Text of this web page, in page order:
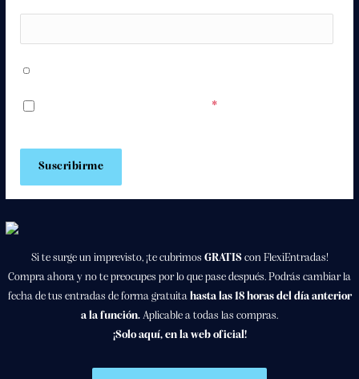
*
Si te surge un imprevisto, ¡te cubrimos GRATIS con FlexiEntradas!
Compra ahora y no te preocupes por lo que pase después. Podrás cambiar la
fecha de tus entradas de forma gratuita hasta las 18 horas del día anterior
a la función. Aplicable a todas las compras.
¡Solo aquí, en la web oficial!